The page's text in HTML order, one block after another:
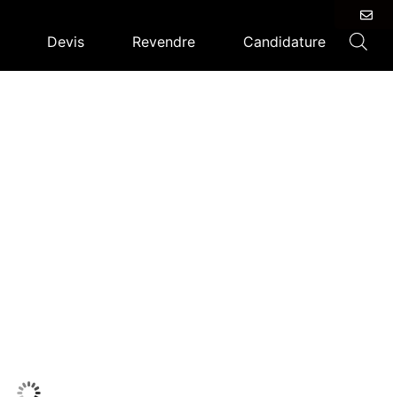
Devis Revendre Candidature